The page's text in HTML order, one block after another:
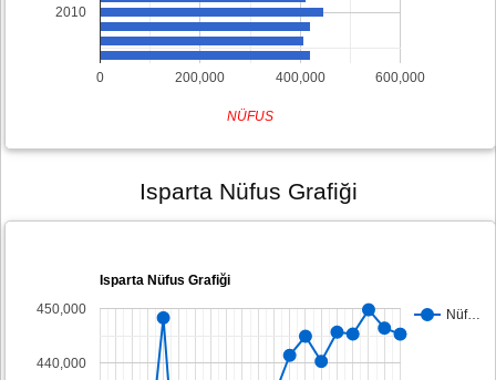
0 200,000 400,000 600,000
2010
NÜFUS
Isparta Nüfus Grafiği
Isparta Nüfus Grafiği
Nüf…
440,000
450,000